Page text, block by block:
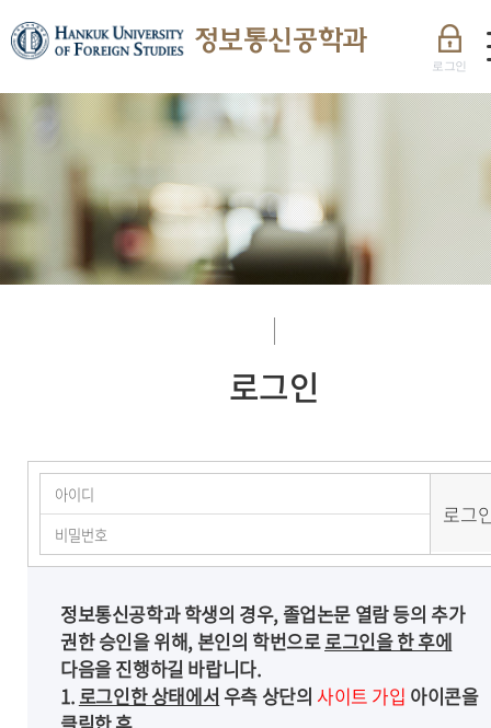
정보통신공학과
로그인
로그인
정보통신공학과 학생의 경우, 졸업논문 열람 등의 추가
권한 승인을 위해, 본인의 학번으로로그인을 한 후에
다음을 진행하길 바랍니다.
1. 로그인한 상태에서 우측 상단의 사이트 가입 아이콘을
클릭한 후,